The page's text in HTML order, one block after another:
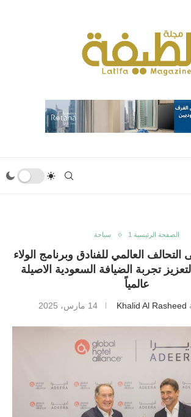
الصفحة الرئيسية 1 سياحة
التحالف العالمي للفنادق وبرنامج الولاء
تجربة الضيافة السعودية الاصيلة
عالمياً
Khalid Al Rasheed 14 مارس، 2025